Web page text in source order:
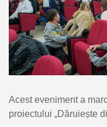
Acest eveniment a
proiectului „Dăruiește